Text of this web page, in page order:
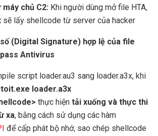
chủ C2: Khi người dùng mở file HTA,
sẽ lấy shellcode từ server của hacker
(Digital Signature) hợp lệ của file
Antivirus
script loader.au3 sang loader.a3x, khi
loader.a3x
thực hiệntải xuống và thực thi
xa, bằng cách sử dụng các hàm
để cấp phát bộ nhớ, sao chép shellcode